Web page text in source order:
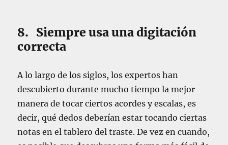
8. Siempre usa una digitación
correcta
A lo largo de los siglos, los expertos han
descubierto durante mucho tiempo la mejor
manera de tocar ciertos acordes y escalas, es
decir, qué dedos deberían estar tocando ciertas
notas en el tablero del traste. De vez en cuando,